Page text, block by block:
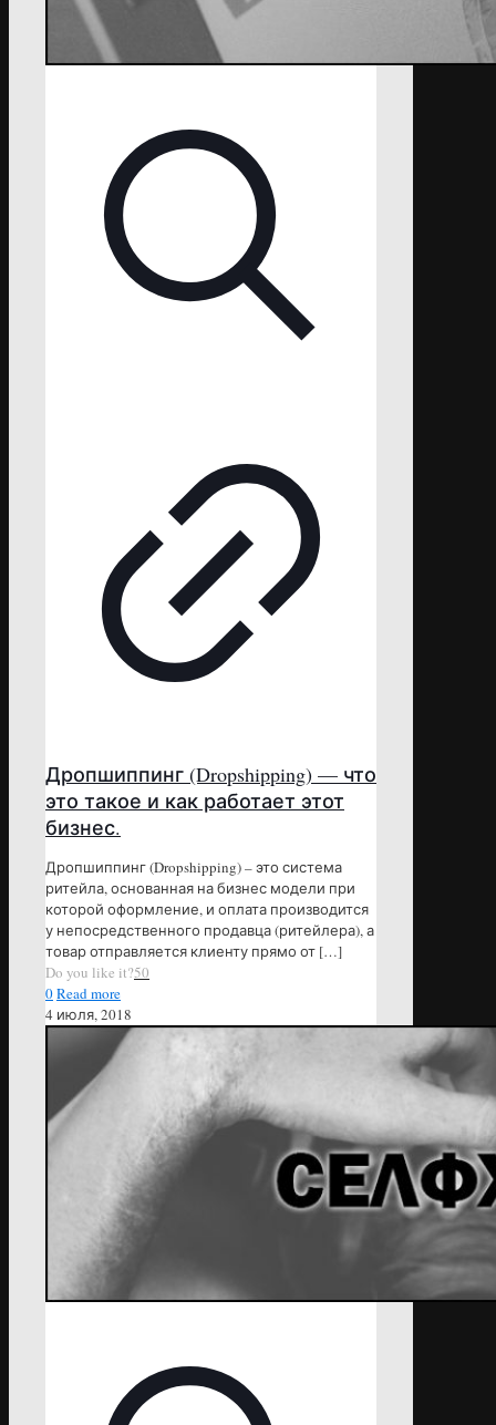
Дропшиппинг (Dropshipping) — что
это такое и как работает этот
бизнес.
Дропшиппинг (Dropshipping) – это система
ритейла, основанная на бизнес модели при
которой оформление, и оплата производится
у непосредственного продавца (ритейлера), а
товар отправляется клиенту прямо от […]
Do you like it?50
0Read more
4 июля, 2018